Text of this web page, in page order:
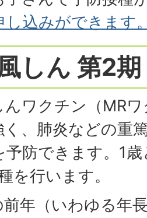
し込みができます
しん 第2期
んワクチン（MR
く、肺炎などの重
予防できます。1
を行います。
年（いわゆる年